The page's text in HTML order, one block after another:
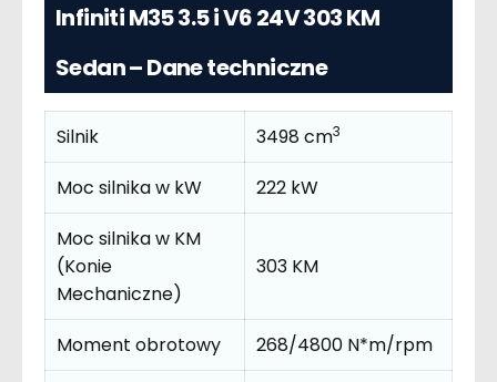
Infiniti M35 3.5 i V6 24V 303 KM
Sedan – Dane techniczne
Silnik 3498 cm3
Moc silnika w kW
222 kW
Moc silnika w KM
(Konie
Mechaniczne)
303 KM
Moment obrotowy
268/4800 N*m/rpm